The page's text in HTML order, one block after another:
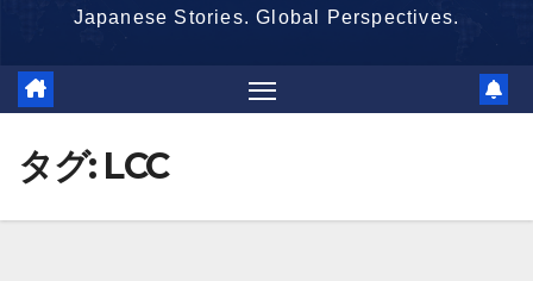
Japanese Stories. Global Perspectives.
タグ: LCC